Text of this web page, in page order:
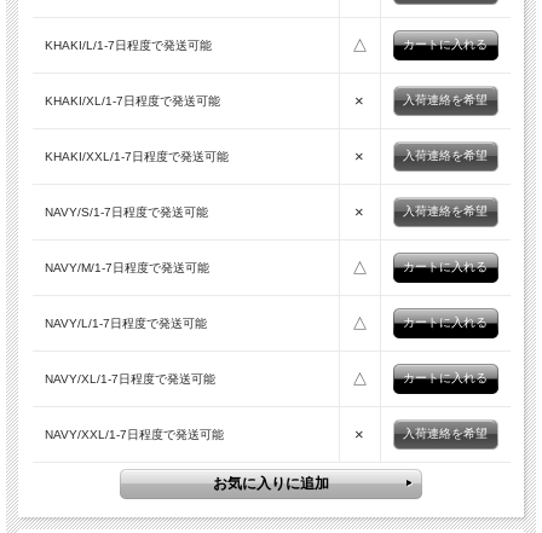
生産国
JAPAN
型番
1945P
その他
※サイズ表は平均値です。商品には個体差がありますため1
～2cm程度の誤差を含みます。
ご注意
●こちらの商品はお客様ご自身で丈詰めをする仕様の商品の
為、レングスがかなり長くなっておりますので、ご確認頂い
■実寸平均値（ユニセックス仕様）
サイズ
ウエスト 股上 股下 裾幅
わたり
KHAKI/L/1-7日程度で発送可能 △
KHAKI/XL/1-7日程度で発送可能 × 入荷連絡を希望
KHAKI/XXL/1-7日程度で発送可能 × 入荷連絡を希望
NAVY/S/1-7日程度で発送可能 × 入荷連絡を希望
NAVY/M/1-7日程度で発送可能 △
NAVY/L/1-7日程度で発送可能 △
NAVY/XL/1-7日程度で発送可能 △
NAVY/XXL/1-7日程度で発送可能 × 入荷連絡を希望